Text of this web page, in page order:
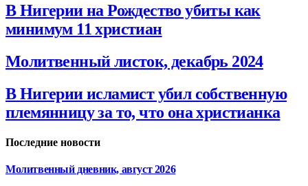
В Нигерии на Рождество убиты как
минимум 11 христиан
Молитвенный листок, декабрь 2024
В Нигерии исламист убил собственную
племянницу за то, что она христианка
Последние новости
Молитвенный дневник, август 2026